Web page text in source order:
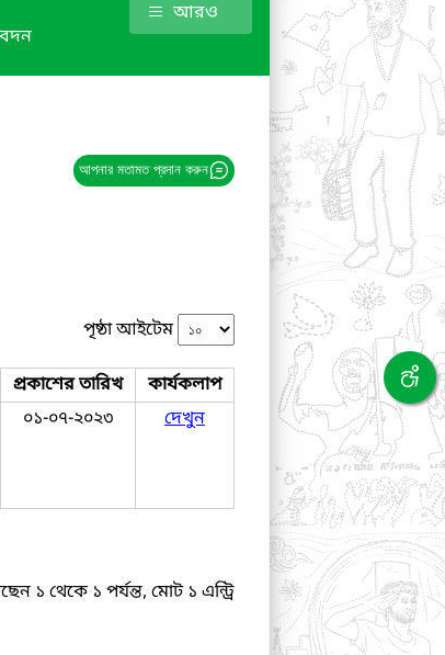
আরও
আপনার মতামত প্রদান করুন
পৃষ্ঠা আইটেম
প্রকাশের তারিখ
কার্যকলাপ
০১-০৭-২০২৩ দেখুন
১ থেকে ১ পর্যন্ত, মোট ১ এন্ট্রি